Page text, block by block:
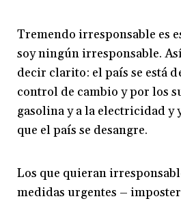
Tremendo irresponsable es
soy ningún irresponsable.
decir clarito: el país se está
control de cambio y por los
gasolina y a la electricidad y
que el país se desangre.
Los que quieran
medidas urgentes –